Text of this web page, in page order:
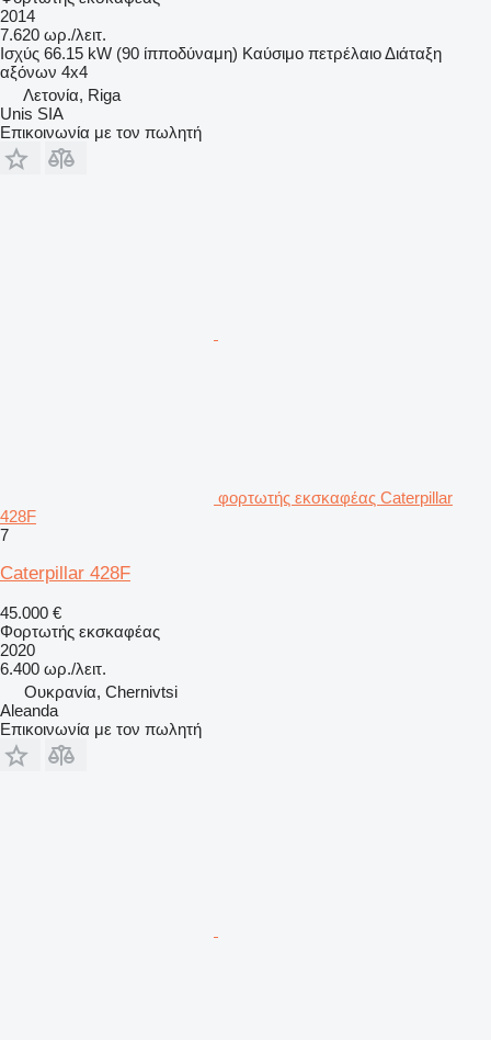
2014
7.620 ωρ./λειτ.
Ισχύς 66.15 kW (90 ίπποδύναμη) Καύσιμο πετρέλαιοΔιάταξη
αξόνων 4x4
Λετονία, Riga
Unis SIA
Επικοινωνία με τον πωλητή
φορτωτής εκσκαφέας Caterpillar
428F
7
Caterpillar 428F
45.000 €
Φορτωτής εκσκαφέας
2020
6.400 ωρ./λειτ.
Ουκρανία, Chernivtsi
Aleanda
Επικοινωνία με τον πωλητή